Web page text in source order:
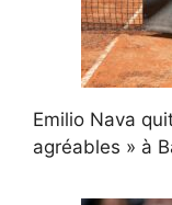
Emilio Nava
agréables » à